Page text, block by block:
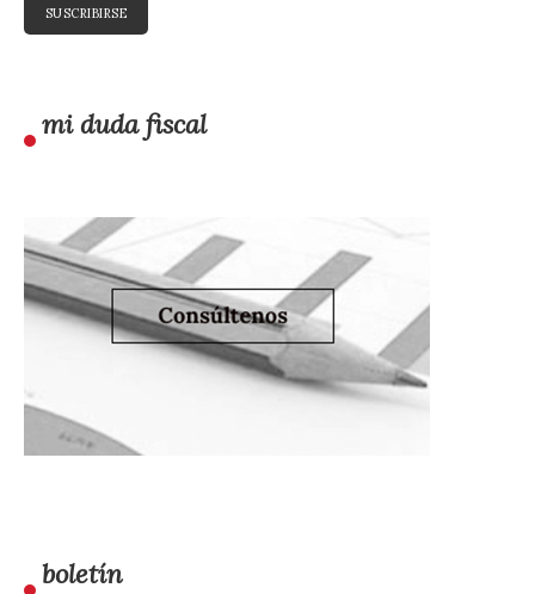
mi duda fiscal
boletín